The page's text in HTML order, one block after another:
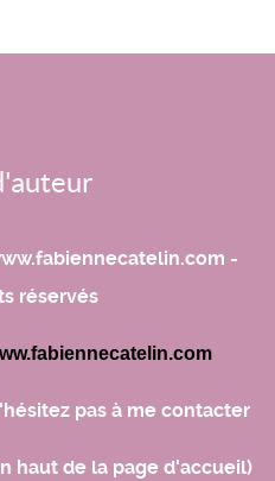
-
réservés
pas à me contacter
haut de la page d'accueil)